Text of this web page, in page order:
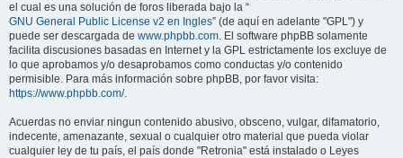
el cual es una solución de foros liberada bajo la “
GNU General Public License v2 en Ingles” (de aquí en adelante "GPL") y
puede ser descargada de www.phpbb.com. El software phpBB solamente
facilita discusiones basadas en Internet y la GPL estrictamente los excluye de
lo que aprobamos y/o desaprobamos como conductas y/o contenido
permisible. Para más información sobre phpBB, por favor visita:
https://www.phpbb.com/.
Acuerdas no enviar ningun contenido abusivo, obsceno, vulgar, difamatorio,
indecente, amenazante, sexual o cualquier otro material que pueda violar
cualquier ley de tu país, el país donde "Retronia" está instalado o Leyes